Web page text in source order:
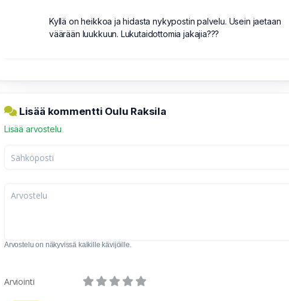
Kyllä on heikkoa ja hidasta nykypostin palvelu. Usein jaetaan
väärään luukkuun. Lukutaidottomia jakajia???
Lisää kommentti Oulu Raksila
Lisää arvostelu
Arvostelu on näkyvissä kaikille kävijöille.
Arviointi